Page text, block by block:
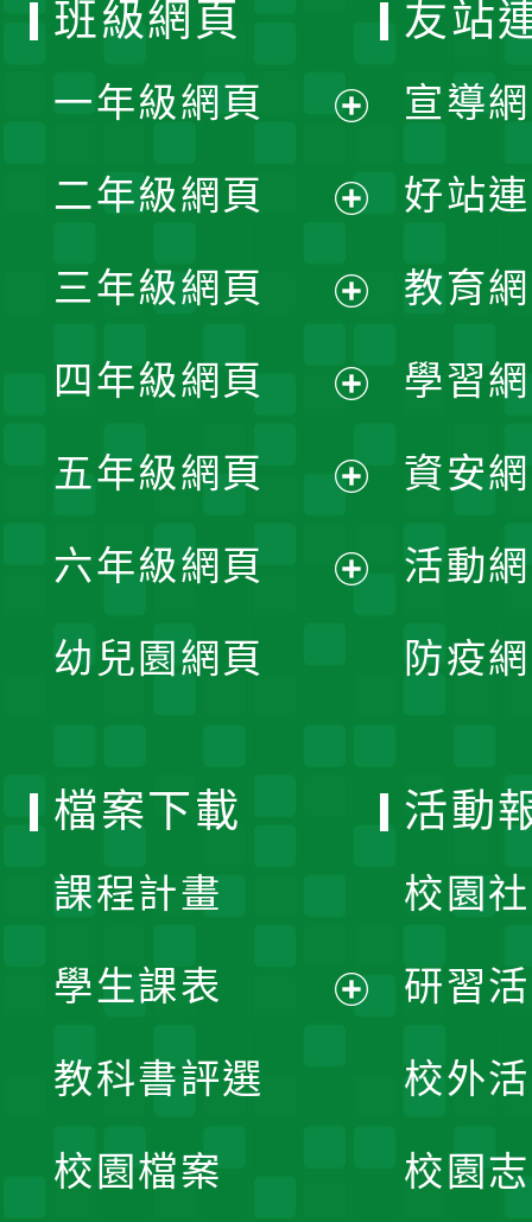
班級網頁
一年級網頁
開
選
單
二年級網頁
開
選
單
三年級網頁
開
選
單
四年級網頁
開
選
五年級網頁
開
六年級網頁
幼兒園網頁
友站
宣導
好站
教育
學習
資安
活動
防疫
檔案下載
課程計畫
學生課表
教科書評選
校園檔案
活動
校園
研習
校外
校園